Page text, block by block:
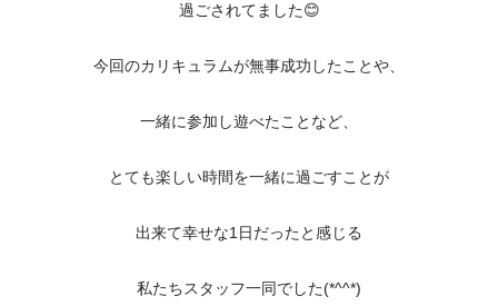
過ごされてました😊
今回のカリキュラムが無事成功したことや、
一緒に参加し遊べたことなど、
とても楽しい時間を一緒に過ごすことが
出来て幸せな1日だったと感じる
私たちスタッフ一同でした(*^^*)